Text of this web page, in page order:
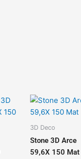
3D Deco
Stone 3D Arce
59,6X 150 Mat